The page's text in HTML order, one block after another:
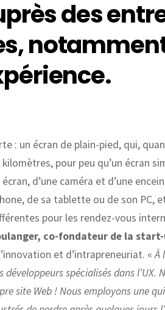
des
: un écran de plain-pied, qui,
pour peu qu’un écran
d’une caméra et d’une
de sa tablette ou de son
pour les rendez-vous
co-fondateur de la
et d’intrapreneuriat. «À
développeurs spécialisés dans
site Web ! Nous employons une